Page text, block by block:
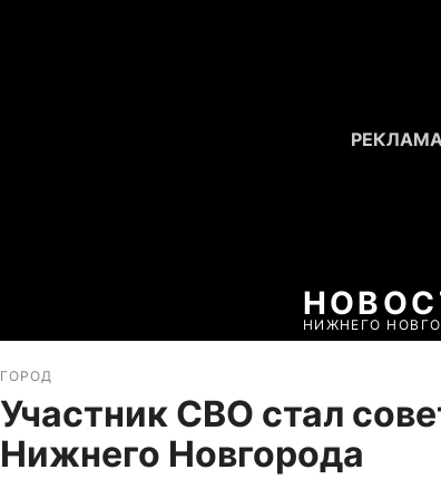
НИЖНЕГО
ГОРОД
Участник СВО стал
Нижнего Новгорода